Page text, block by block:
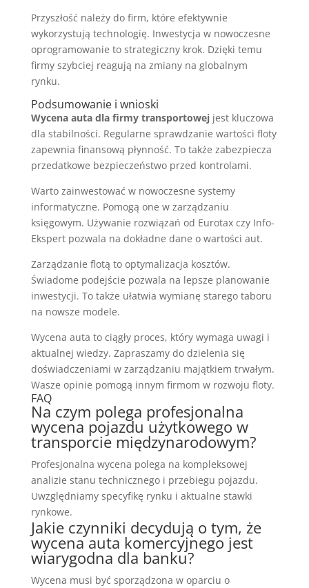
Przyszłość należy do firm, które efektywnie
wykorzystują technologię. Inwestycja w nowoczesne
oprogramowanie to strategiczny krok. Dzięki temu
firmy szybciej reagują na zmiany na globalnym
rynku.
Podsumowanie i wnioski
Wycena auta dla firmy transportowejjest kluczowa
dla stabilności. Regularne sprawdzanie wartości floty
zapewnia finansową płynność. To także zabezpiecza
przedatkowe bezpieczeństwo przed kontrolami.
Warto zainwestować w nowoczesne systemy
informatyczne. Pomogą one w zarządzaniu
księgowym. Używanie rozwiązań od Eurotax czy Info-
Ekspert pozwala na dokładne dane o wartości aut.
Zarządzanie flotą to optymalizacja kosztów.
Świadome podejście pozwala na lepsze planowanie
inwestycji. To także ułatwia wymianę starego taboru
na nowsze modele.
Wycena auta to ciągły proces, który wymaga uwagi i
aktualnej wiedzy. Zapraszamy do dzielenia się
doświadczeniami w zarządzaniu majątkiem trwałym.
Wasze opinie pomogą innym firmom w rozwoju floty.
FAQ
Na czym polega profesjonalna
wycena pojazdu użytkowego w
transporcie międzynarodowym?
Profesjonalna wycena polega na kompleksowej
analizie stanu technicznego i przebiegu pojazdu.
Uwzględniamy specyfikę rynku i aktualne stawki
rynkowe.
Jakie czynniki decydują o tym, że
wycena auta komercyjnego jest
wiarygodna dla banku?
Wycena musi być sporządzona w oparciu o